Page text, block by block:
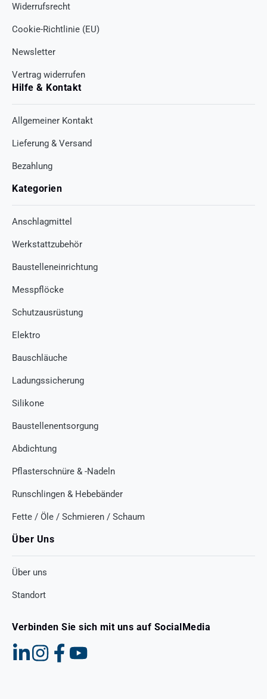
Widerrufsrecht
Cookie-Richtlinie (EU)
Newsletter
Vertrag widerrufen
Hilfe & Kontakt
Allgemeiner Kontakt
Lieferung & Versand
Bezahlung
Kategorien
Anschlagmittel
Werkstattzubehör
Baustelleneinrichtung
Messpflöcke
Schutzausrüstung
Elektro
Bauschläuche
Ladungssicherung
Silikone
Baustellenentsorgung
Abdichtung
Pflasterschnüre & -Nadeln
Runschlingen & Hebebänder
Fette / Öle / Schmieren / Schaum
Über Uns
Über uns
Standort
Verbinden Sie sich mit uns auf SocialMedia